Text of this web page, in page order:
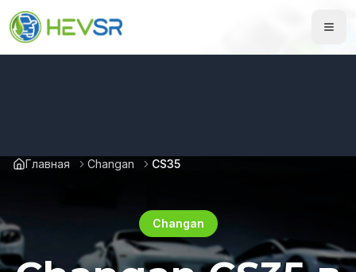
Главная Changan CS35
Changan